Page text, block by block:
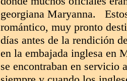
georgiana Maryanna.
romántico, muy pronto
días antes de la rendición
en la embajada inglesa en
se encontraban en servicio